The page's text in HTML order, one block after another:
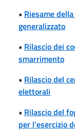
• Riesame
generalizzato
• Rilascio dei
smarrimento
• Rilascio del
elettorali
• Rilascio del
per l'esercizio